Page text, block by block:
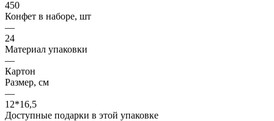
450
Конфет в наборе, шт
—
24
Материал упаковки
—
Картон
Размер, см
—
12*16,5
Доступные подарки в этой упаковке